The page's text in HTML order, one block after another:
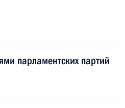
парламентских партий